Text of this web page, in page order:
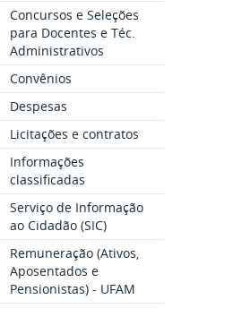
Concursos e Seleções
para Docentes e Téc.
Administrativos
Convênios
Despesas
Licitações e contratos
Informações
classificadas
Serviço de Informação
ao Cidadão (SIC)
Remuneração (Ativos,
Aposentados e
Pensionistas) - UFAM